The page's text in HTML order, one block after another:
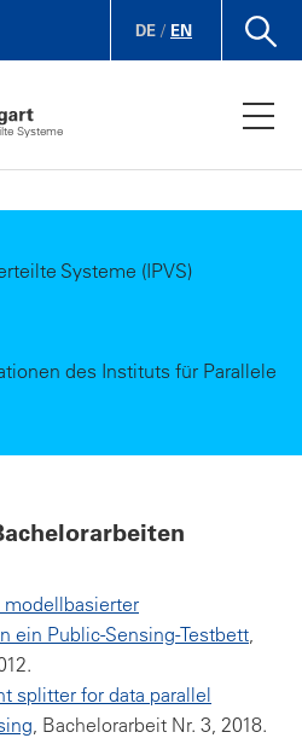
Systeme
DE / EN
Systeme (IPVS)
des Instituts für Parallele
modellbasierter
ein Public-Sensing-Testbett,
splitter for data parallel
, Bachelorarbeit Nr. 3, 2018.